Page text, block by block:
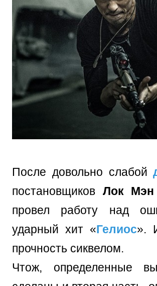
После довольно слабой
постановщиков Лок
провел работу над
ударный хит «Гелиос».
прочность сиквелом.
Чтож, определенные